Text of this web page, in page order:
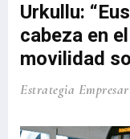
Urkullu:
cabeza en
movilidad
Estrategia